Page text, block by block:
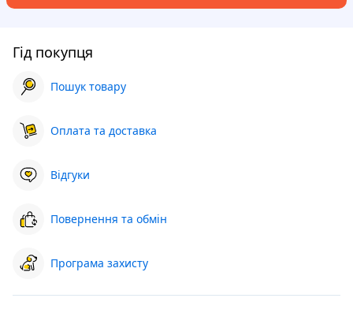
Гід покупця
Пошук товару
Оплата та доставка
Відгуки
Повернення та обмін
Програма захисту